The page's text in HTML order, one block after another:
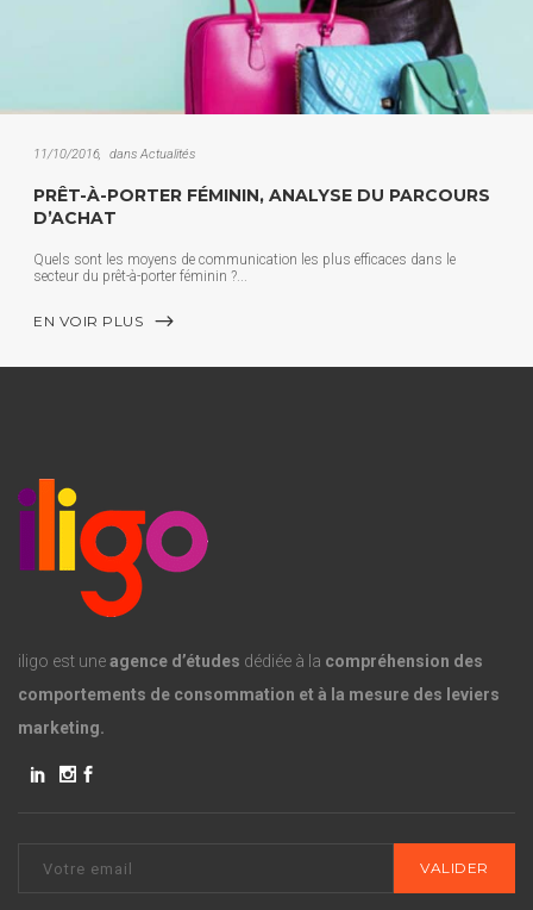
11/10/2016 dans Actualités
PRÊT-À-PORTER FÉMININ, ANALYSE DU PARCOURS
D’ACHAT
Quels sont les moyens de communication les plus efficaces dans le
secteur du prêt-à-porter féminin ?
EN VOIR PLUS
iligo est uneagence d’études dédiée à la compréhension des
comportements de consommation et à la mesure des leviers
marketing.